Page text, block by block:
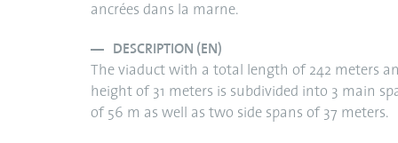
ancrées dans la marne.
DESCRIPTION (EN)
The viaduct with a total length of 242 meters
height of 31 meters is subdivided into 3 main
of 56 m as well as two side spans of 37 meters.